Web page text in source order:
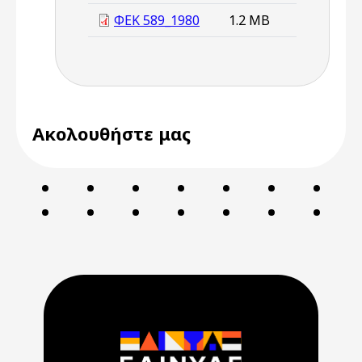
ΦΕΚ 589_1980 1.2 MB
Ακολουθήστε μας